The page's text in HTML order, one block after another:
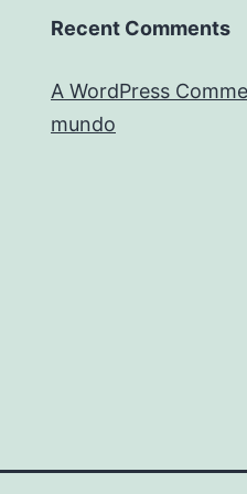
Recent Comments
A WordPress
mundo